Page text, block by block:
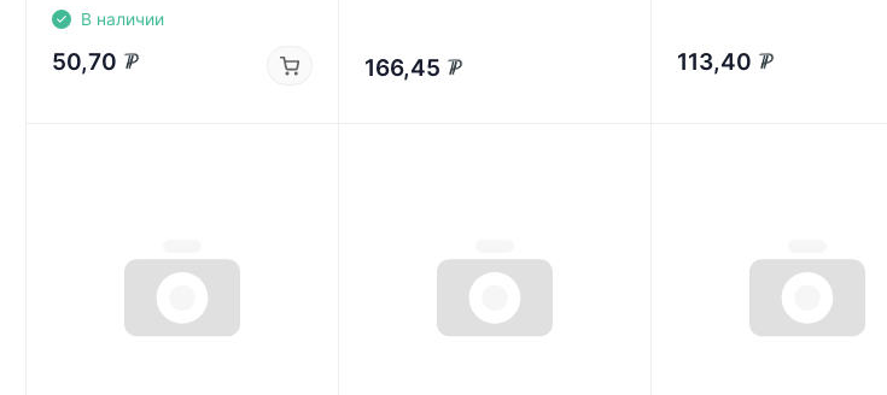
В наличии
50,70 ₽ 166,45 ₽ 113,40 ₽